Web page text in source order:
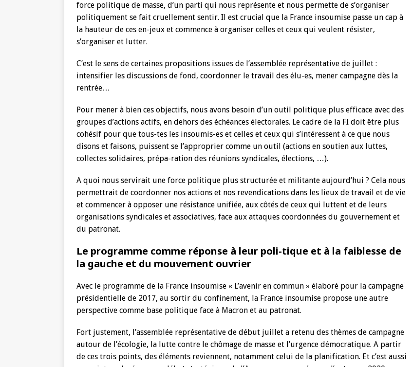
force politique de masse, d’un parti qui nous représente et nous permette de s’organiser
politiquement se fait cruellement sentir. Il est crucial que la France insoumise passe un cap à
la hauteur de ces en-jeux et commence à organiser celles et ceux qui veulent résister,
s’organiser et lutter.
C’est le sens de certaines propositions issues de l’assemblée représentative de juillet :
intensifier les discussions de fond, coordonner le travail des élu-es, mener campagne dès la
rentrée…
Pour mener à bien ces objectifs, nous avons besoin d’un outil politique plus efficace avec des
groupes d’actions actifs, en dehors des échéances électorales. Le cadre de la FI doit être plus
cohésif pour que tous-tes les insoumis-es et celles et ceux qui s’intéressent à ce que nous
disons et faisons, puissent se l’approprier comme un outil (actions en soutien aux luttes,
collectes solidaires, prépa-ration des réunions syndicales, élections, …).
A quoi nous servirait une force politique plus structurée et militante aujourd’hui ? Cela nous
permettrait de coordonner nos actions et nos revendications dans les lieux de travail et de vie
et commencer à opposer une résistance unifiée, aux côtés de ceux qui luttent et de leurs
organisations syndicales et associatives, face aux attaques coordonnées du gouvernement et
du patronat.
Le programme comme réponse à leur poli-tique et à la faiblesse de
la gauche et du mouvement ouvrier
Avec le programme de la France insoumise « L’avenir en commun » élaboré pour la campagne
présidentielle de 2017, au sortir du confinement, la France insoumise propose une autre
perspective comme base politique face à Macron et au patronat.
Fort justement, l’assemblée représentative de début juillet a retenu des thèmes de campagne
autour de l’écologie, la lutte contre le chômage de masse et l’urgence démocratique. A partir
de ces trois points, des éléments reviennent, notamment celui de la planification. Et c’est aussi